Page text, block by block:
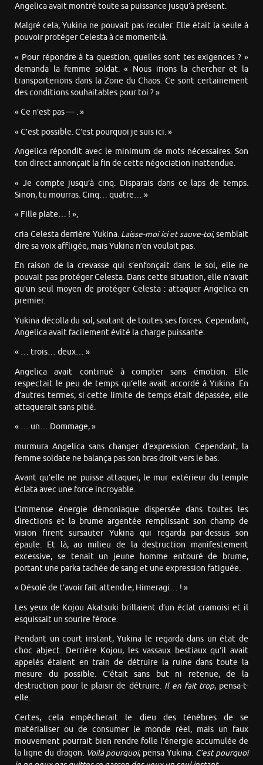
Angelica avait montré toute sa puissance jusqu’à présent.
Malgré cela, Yukina ne pouvait pas reculer. Elle était la seule à
pouvoir protéger Celesta à ce moment-là.
« Pour répondre à ta question, quelles sont tes exigences ? »
demanda la femme soldat. « Nous irions la chercher et la
transporterions dans la Zone du Chaos. Ce sont certainement
des conditions souhaitables pour toi ? »
« Ce n’est pas — . »
« C’est possible. C’est pourquoi je suis ici. »
Angelica répondit avec le minimum de mots nécessaires. Son
ton direct annonçait la fin de cette négociation inattendue.
« Je compte jusqu’à cinq. Disparais dans ce laps de temps.
Sinon, tu mourras. Cinq… quatre… »
« Fille plate… ! »,
cria Celesta derrière Yukina. Laisse-moi ici et sauve-toi, semblait
dire sa voix affligée, mais Yukina n’en voulait pas.
En raison de la crevasse qui s’enfonçait dans le sol, elle ne
pouvait pas protéger Celesta. Dans cette situation, elle n’avait
qu’un seul moyen de protéger Celesta : attaquer Angelica en
premier.
Yukina décolla du sol, sautant de toutes ses forces. Cependant,
Angelica avait facilement évité la charge puissante.
« … trois… deux… »
Angelica avait continué à compter sans émotion. Elle
respectait le peu de temps qu’elle avait accordé à Yukina. En
d’autres termes, si cette limite de temps était dépassée, elle
attaquerait sans pitié.
« … un… Dommage, »
murmura Angelica sans changer d’expression. Cependant, la
femme soldate ne balança pas son bras droit vers le bas.
Avant qu’elle ne puisse attaquer, le mur extérieur du temple
éclata avec une force incroyable.
L’immense énergie démoniaque dispersée dans toutes les
directions et la brume argentée remplissant son champ de
vision firent sursauter Yukina qui regarda par-dessus son
épaule. Et là, au milieu de la destruction manifestement
excessive, se tenait un jeune homme entouré de brume,
portant une parka tachée de sang et une expression fatiguée.
« Désolé de t’avoir fait attendre, Himeragi… ! »
Les yeux de Kojou Akatsuki brillaient d’un éclat cramoisi et il
esquissait un sourire féroce.
Pendant un court instant, Yukina le regarda dans un état de
choc abject. Derrière Kojou, les vassaux bestiaux qu’il avait
appelés étaient en train de détruire la ruine dans toute la
mesure du possible. C’était sans but ni retenue, de la
destruction pour le plaisir de détruire. Il en fait trop, pensa-t-
elle.
Certes, cela empêcherait le dieu des ténèbres de se
matérialiser ou de consumer le monde réel, mais un faux
mouvement pourrait bien rendre folle l’énergie accumulée de
la ligne du dragon. Voilà pourquoi, pensa Yukina. C’est pourquoi